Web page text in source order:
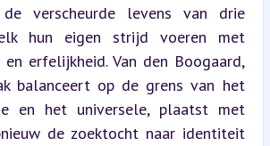
verscheurde levens van drie
hun eigen strijd voeren met
erfelijkheid. Van den Boogaard,
balanceert op de grens van het
en het universele, plaatst met
de zoektocht naar identiteit